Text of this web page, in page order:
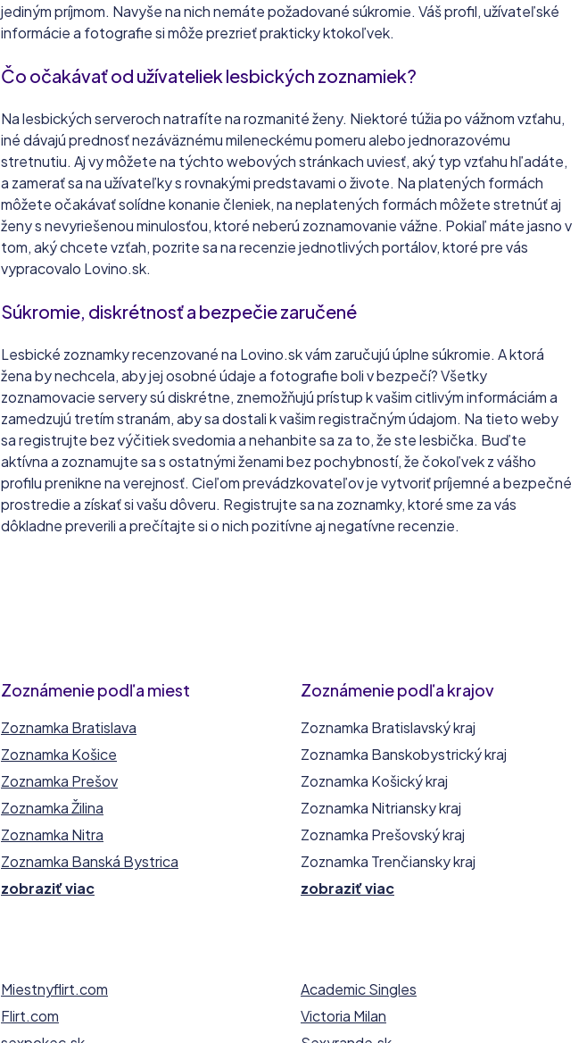
jediným príjmom. Navyše na nich nemáte požadované súkromie. Váš profil, užívateľské
informácie a fotografie si môže prezrieť prakticky ktokoľvek.
Čo očakávať od užívateliek lesbických zoznamiek?
Na lesbických serveroch natrafíte na rozmanité ženy. Niektoré túžia po vážnom vzťahu,
iné dávajú prednosť nezáväznému mileneckému pomeru alebo jednorazovému
stretnutiu. Aj vy môžete na týchto webových stránkach uviesť, aký typ vzťahu hľadáte,
a zamerať sa na užívateľky s rovnakými predstavami o živote. Na platených formách
môžete očakávať solídne konanie členiek, na neplatených formách môžete stretnúť aj
ženy s nevyriešenou minulosťou, ktoré neberú zoznamovanie vážne. Pokiaľ máte jasno v
tom, aký chcete vzťah, pozrite sa na recenzie jednotlivých portálov, ktoré pre vás
vypracovalo Lovino.sk.
Súkromie, diskrétnosť a bezpečie zaručené
Lesbické zoznamky recenzované na Lovino.sk vám zaručujú úplne súkromie. A ktorá
žena by nechcela, aby jej osobné údaje a fotografie boli v bezpečí? Všetky
zoznamovacie servery sú diskrétne, znemožňujú prístup k vašim citlivým informáciám a
zamedzujú tretím stranám, aby sa dostali k vašim registračným údajom. Na tieto weby
sa registrujte bez výčitiek svedomia a nehanbite sa za to, že ste lesbička. Buďte
aktívna a zoznamujte sa s ostatnými ženami bez pochybností, že čokoľvek z vášho
profilu prenikne na verejnosť. Cieľom prevádzkovateľov je vytvoriť príjemné a bezpečné
prostredie a získať si vašu dôveru. Registrujte sa na zoznamky, ktoré sme za vás
dôkladne preverili a prečítajte si o nich pozitívne aj negatívne recenzie.
Zoznámenie podľa miest
Zoznamka Bratislava
Zoznamka Košice
Zoznamka Prešov
Zoznamka Žilina
Zoznamka Nitra
Zoznamka Banská Bystrica
zobraziť viac
Zoznámenie podľa krajov
Zoznamka Bratislavský kraj
Zoznamka Banskobystrický kraj
Zoznamka Košický kraj
Zoznamka Nitriansky kraj
Zoznamka Prešovský kraj
Zoznamka Trenčiansky kraj
zobraziť viac
Miestnyflirt.com
Flirt.com
Academic Singles
Victoria Milan